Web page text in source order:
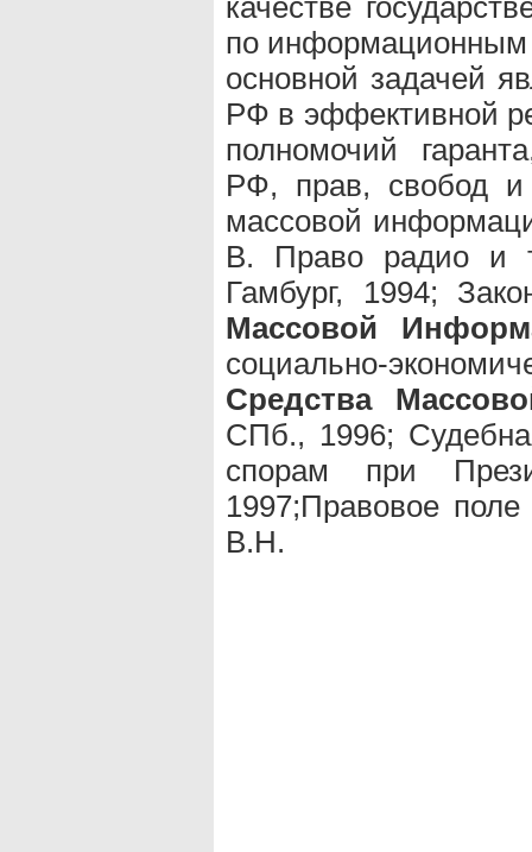
по
основной задачей
РФ в эффективной
полномочий
РФ, прав, свобод и
массовой
В. Право радио и
Гамбург, 1994;
Массовой
социально-
Средства
СПб., 1996;
спорам при
1997;Правовое
В.Н.